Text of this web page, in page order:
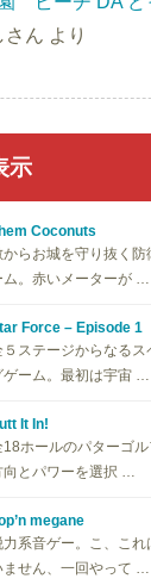
さん より
示
Coconuts
からお城を守り抜く
ム。赤いメーターが …
Force – Episode 1
５ステージからなるス
ゲーム。最初は宇宙 …
It In!
18ホールのパターゴ
向とパワーを選択 …
megane
力系音ゲー。こ、こ
ません、一回やって …